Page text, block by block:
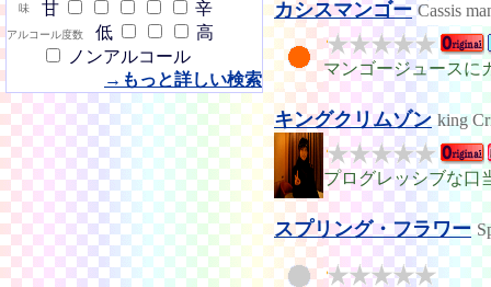
味
甘 辛
アルコール度数 低
高
ノンアルコール
→もっと詳しい検索
カシスマンゴー Cassis
マンゴージュースに
キングクリムゾン king
プログレッシブな口
スプリング・フラワー